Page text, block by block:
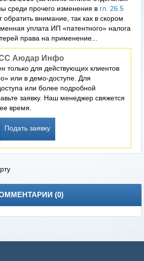
среди прочего изменения в гл. 26.5
обратить внимание, так как в скором
уплата ИП «патентного» налога
права на применение...
Аюдар Инфо
только для действующих клиентов
или в демо-доступе. Для
или более подробной
заявку. Наш менеджер свяжется
время.
Подать заявку
(0)